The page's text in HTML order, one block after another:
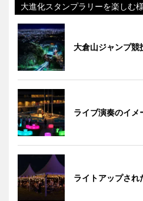
大進化スタンプラリーを楽しむ
大倉山ジャンプ競
ライブ演奏のイメ
ライトアップされ